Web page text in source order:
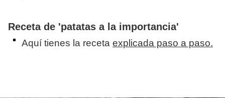
​Receta de 'patatas a la importancia'
​Aquí tienes la receta explicada paso a paso.